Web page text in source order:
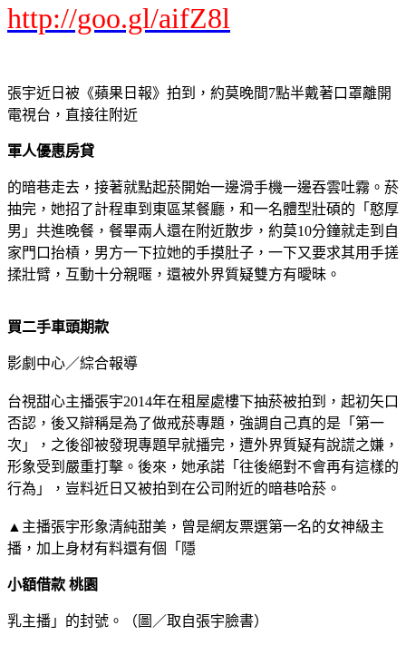
http://goo.gl/aifZ8l
張宇近日被《蘋果日報》拍到，約莫晚間7點半戴著口罩離開
電視台，直接往附近
軍人優惠房貸
的暗巷走去，接著就點起菸開始一邊滑手機一邊吞雲吐霧。菸
抽完，她招了計程車到東區某餐廳，和一名體型壯碩的「憨厚
男」共進晚餐，餐畢兩人還在附近散步，約莫10分鐘就走到自
家門口抬槓，男方一下拉她的手摸肚子，一下又要求其用手搓
揉壯臂，互動十分親暱，還被外界質疑雙方有曖昧。
買二手車頭期款
影劇中心／綜合報導
台視甜心主播張宇2014年在租屋處樓下抽菸被拍到，起初矢口
否認，後又辯稱是為了做戒菸專題，強調自己真的是「第一
次」，之後卻被發現專題早就播完，遭外界質疑有說謊之嫌，
形象受到嚴重打擊。後來，她承諾「往後絕對不會再有這樣的
行為」，豈料近日又被拍到在公司附近的暗巷哈菸。
▲主播張宇形象清純甜美，曾是網友票選第一名的女神級主
播，加上身材有料還有個「隱
小額借款 桃園
乳主播」的封號。（圖／取自張宇臉書）